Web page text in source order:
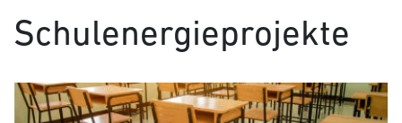
Schulenergieprojekte